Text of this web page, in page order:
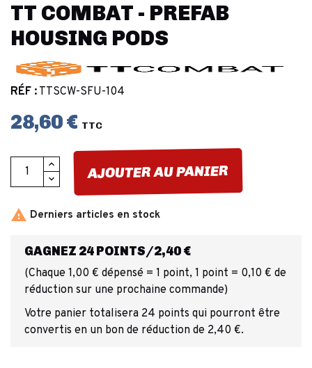
TT COMBAT - PREFAB
HOUSING PODS
RÉF : TTSCW-SFU-104
28,60 € TTC
AJOUTER AU PANIER
 Derniers articles en stock
GAGNEZ 24 POINTS/2,40 €
(Chaque 1,00 € dépensé = 1 point, 1 point = 0,10 € de
réduction sur une prochaine commande)
Votre panier totalisera 24 points qui pourront être
convertis en un bon de réduction de 2,40 €.